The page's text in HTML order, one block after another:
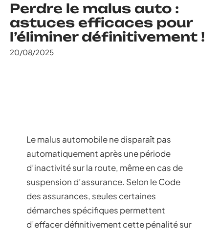
Perdre le malus auto :
astuces efficaces pour
l’éliminer définitivement !
20/08/2025
Le malus automobile ne disparaît pas
automatiquement après une période
d’inactivité sur la route, même en cas de
suspension d’assurance. Selon le Code
des assurances, seules certaines
démarches spécifiques permettent
d’effacer définitivement cette pénalité sur